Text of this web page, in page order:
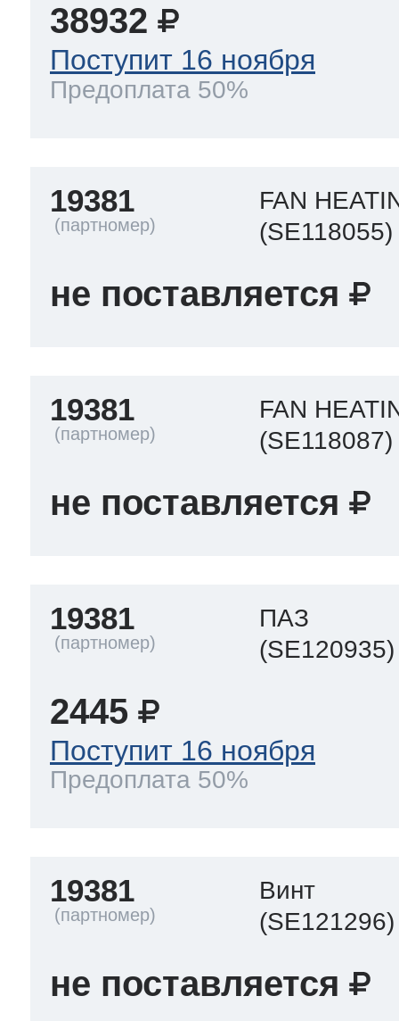
38932
Поступит 16 ноября
Предоплата 50%
19381
FAN
(SE118055)
не поставляется
19381
FAN
(SE118087)
не поставляется
19381
ПАЗ
(SE120935)
2445
Поступит 16 ноября
Предоплата 50%
19381
Винт
(SE121296)
не поставляется